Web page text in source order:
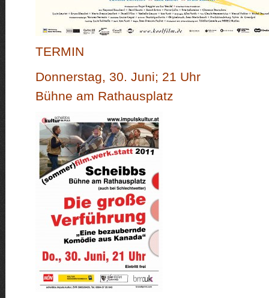
TERMIN
Donnerstag, 30. Juni; 21 Uhr
Bühne am Rathausplatz